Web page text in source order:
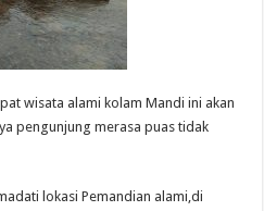
wisata alami kolam Mandi ini akan
pengunjung merasa puas tidak
lokasi Pemandian alami,di